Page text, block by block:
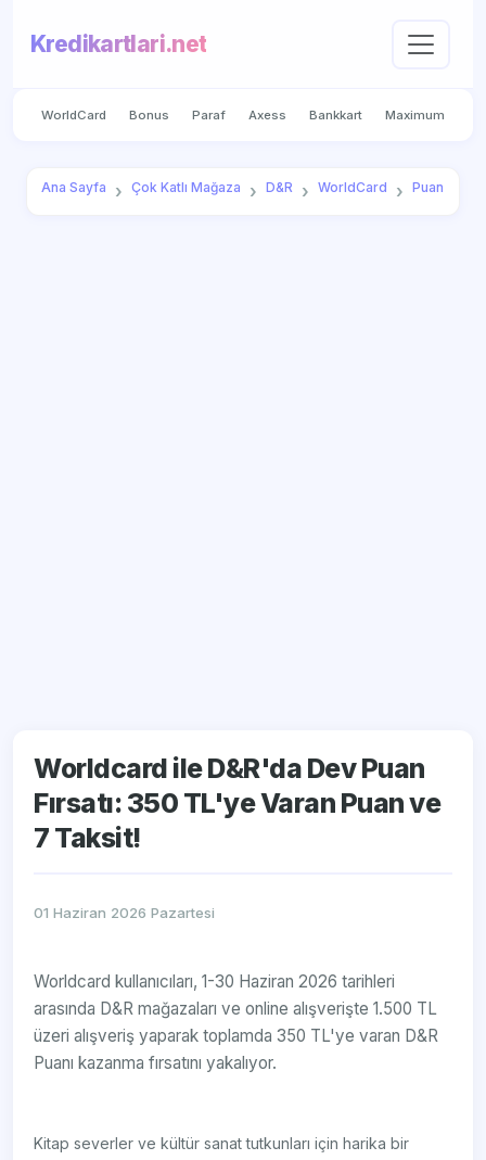
Kredikartlari.net
WorldCard Bonus Paraf Axess Bankkart Maximum
Ana Sayfa Çok Katlı Mağaza D&R WorldCard Puan
Worldcard ile D&R'da Dev Puan
Fırsatı: 350 TL'ye Varan Puan ve
7 Taksit!
01 Haziran 2026 Pazartesi
Worldcard kullanıcıları, 1-30 Haziran 2026 tarihleri
arasında D&R mağazaları ve online alışverişte 1.500 TL
üzeri alışveriş yaparak toplamda 350 TL'ye varan D&R
Puanı kazanma fırsatını yakalıyor.
Kitap severler ve kültür sanat tutkunları için harika bir